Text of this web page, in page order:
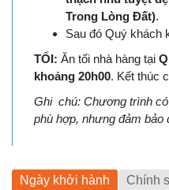
Trong Lòng Đất).
Sau đó Quý khách
TỐI: Ăn tối nhà hàng tại
khoảng 20h00. Kết thúc
Ghi chú: Chương trình
phù hợp, nhưng đảm bảo
Ngày khởi hành Chính